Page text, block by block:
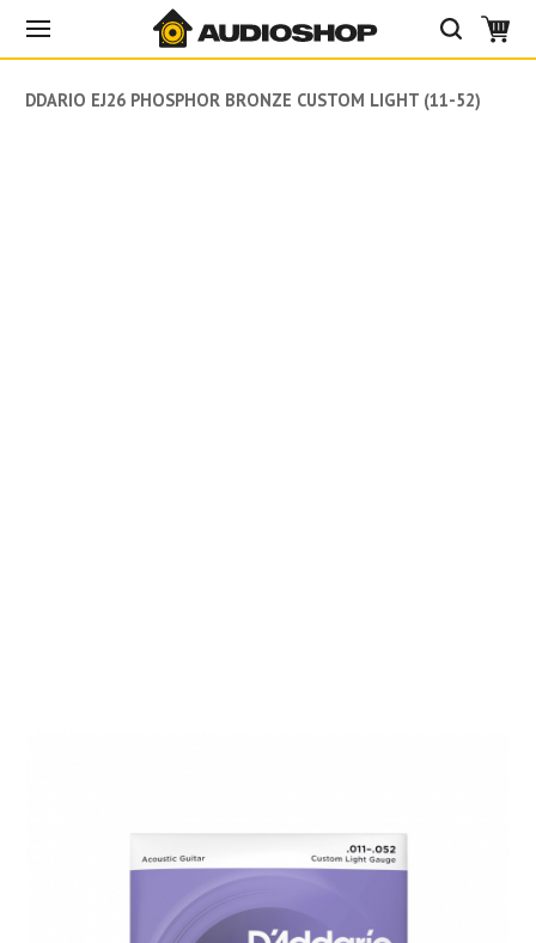
DADDARIO EJ26 PHOSPHOR BRONZE CUSTOM LIGHT (11-52)